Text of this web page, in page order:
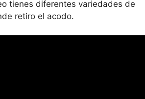
tienes diferentes variedades de
retiro el acodo.